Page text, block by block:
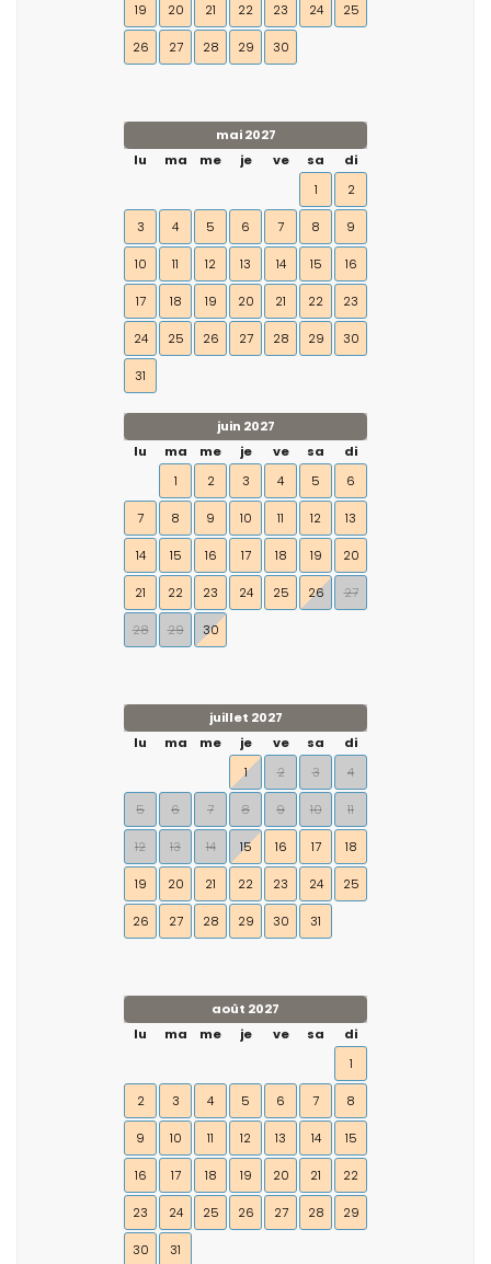
19 20 21 22 23 24 25
26 27 28 29 30
mai 2027
lu
ma me je ve sa
di
1
2
3 4 5 6 7 8 9
10 11 12 13 14 15 16
17 18 19 20 21 22 23
24 25 26 27 28 29 30
31
juin 2027
lu
ma me je ve sa
di
1
2 3 4 5 6
7 8 9 10 11 12 13
14 15 16 17 18 19 20
21 22 23 24 25 26 27
28 29 30
juillet 2027
lu
ma me je ve sa
di
1
2 3 4
5 6 7 8 9 10 11
12 13 14 15 16 17 18
19 20 21 22 23 24 25
26 27 28 29 30 31
août 2027
lu
ma me je ve sa
di
1
2 3 4 5 6 7 8
9 10 11 12 13 14 15
16 17 18 19 20 21 22
23 24 25 26 27 28 29
30 31